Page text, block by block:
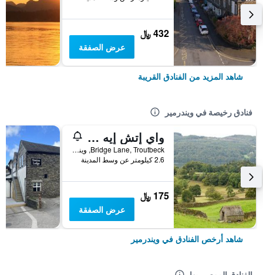
432 ﷼
عرض الصفقة
شاهد المزيد من الفنادق القريبة
فنادق رخيصة في ويندرمير
واي إتش إيه ويندرمير
Bridge Lane, Troutbeck, ويندرمير, المملكة المتحدة
2.6 كيلومتر عن وسط المدينة
175 ﷼
عرض الصفقة
شاهد أرخص الفنادق في ويندرمير